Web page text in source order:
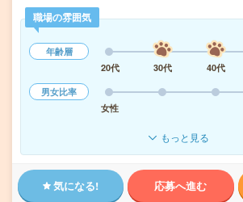
職場の雰囲気
年齢層
20代
30代 40代
男女比率
女性
もっと見る
気になる! 応募へ進む